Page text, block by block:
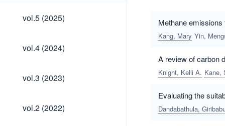
vol.5
(2025)
vol.5 (2025)
vol.4
(2024)
vol.4 (2024)
vol.3
(2023)
vol.3 (2023)
vol.2
(2022)
vol.2 (2022)
Methane
Kang, Mary Yin,
A review of carbon
Knight, Kelli A. Kane,
Evaluating the
Dandabathula,